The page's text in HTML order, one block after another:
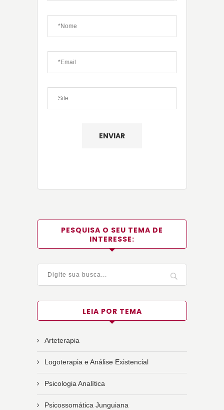
PESQUISA O SEU TEMA DE
INTERESSE:
LEIA POR TEMA
Arteterapia
Logoterapia e Análise Existencial
Psicologia Analítica
Psicossomática Junguiana